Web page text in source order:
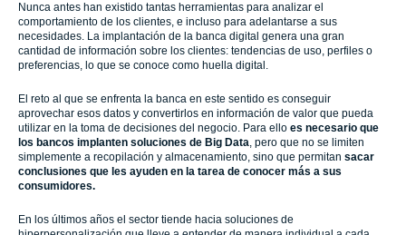
Nunca antes han existido tantas herramientas para analizar el
comportamiento de los clientes, e incluso para adelantarse a sus
necesidades. La implantación de la banca digital genera una gran
cantidad de información sobre los clientes: tendencias de uso, perfiles o
preferencias, lo que se conoce como huella digital.
El reto al que se enfrenta la banca en este sentido es conseguir
aprovechar esos datos y convertirlos en información de valor que pueda
utilizar en la toma de decisiones del negocio. Para ello es necesario que
los bancos implanten soluciones de Big Data, pero que no se limiten
simplemente a recopilación y almacenamiento, sino que permitan sacar
conclusiones que les ayuden en la tarea de conocer más a sus
consumidores.
En los últimos años el sector tiende hacia soluciones de